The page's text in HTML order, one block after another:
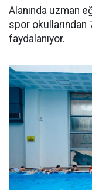
Alanında uzman
spor okullarından
faydalanıyor.